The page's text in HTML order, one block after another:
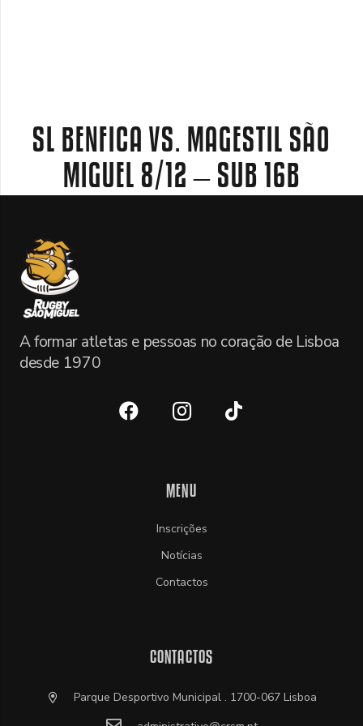
SL BENFICA VS. MAGESTIL SÃO
MIGUEL 8/12 – SUB 16B
A formar atletas e pessoas no coração de Lisboa
desde 1970
MENU
Inscrições
Notícias
Contactos
CONTACTOS
Parque Desportivo Municipal . 1700-067 Lisboa